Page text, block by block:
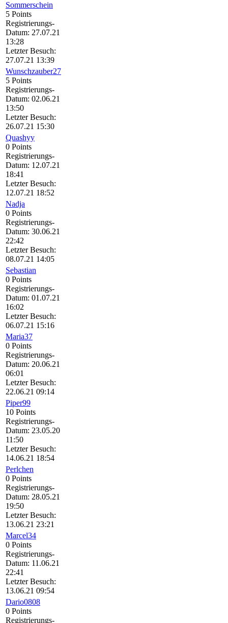
Sommerschein
5 Points
Registrierungs-
Datum: 27.07.21
13:28
Letzter Besuch:
27.07.21 13:39
Wunschzauber27
5 Points
Registrierungs-
Datum: 02.06.21
13:50
Letzter Besuch:
26.07.21 15:30
Quashyy
0 Points
Registrierungs-
Datum: 12.07.21
18:41
Letzter Besuch:
12.07.21 18:52
Nadja
0 Points
Registrierungs-
Datum: 30.06.21
22:42
Letzter Besuch:
08.07.21 14:05
Sebastian
0 Points
Registrierungs-
Datum: 01.07.21
16:02
Letzter Besuch:
06.07.21 15:16
Maria37
0 Points
Registrierungs-
Datum: 20.06.21
06:01
Letzter Besuch:
22.06.21 09:14
Piper99
10 Points
Registrierungs-
Datum: 23.05.20
11:50
Letzter Besuch:
14.06.21 18:54
Perlchen
0 Points
Registrierungs-
Datum: 28.05.21
19:50
Letzter Besuch:
13.06.21 23:21
Marcel34
0 Points
Registrierungs-
Datum: 11.06.21
22:41
Letzter Besuch:
13.06.21 09:54
Dario0808
0 Points
Registrierungs-